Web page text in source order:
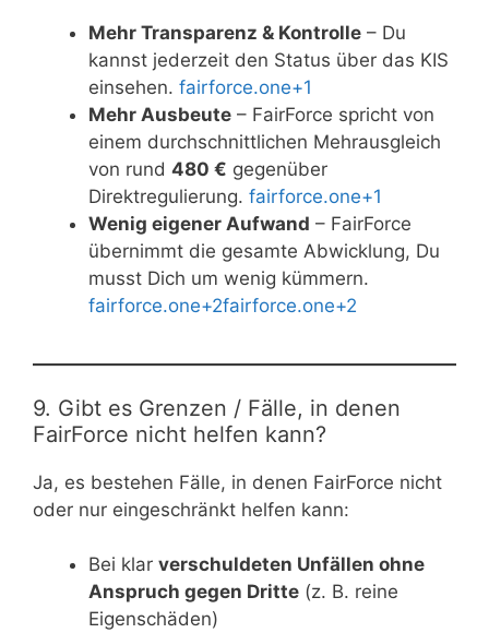
Mehr Transparenz & Kontrolle – Du
kannst jederzeit den Status über das KIS
einsehen. fairforce.one+1
Mehr Ausbeute – FairForce spricht von
einem durchschnittlichen Mehrausgleich
von rund 480 € gegenüber
Direktregulierung. fairforce.one+1
Wenig eigener Aufwand – FairForce
übernimmt die gesamte Abwicklung, Du
musst Dich um wenig kümmern.
fairforce.one+2fairforce.one+2
9. Gibt es Grenzen / Fälle, in denen
FairForce nicht helfen kann?
Ja, es bestehen Fälle, in denen FairForce nicht
oder nur eingeschränkt helfen kann:
Bei klar verschuldeten Unfällen ohne
Anspruch gegen Dritte (z. B. reine
Eigenschäden)